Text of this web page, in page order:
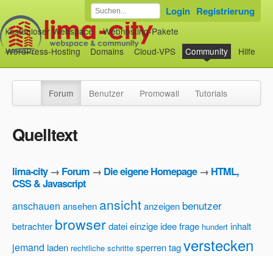
kostenloser Webspace
Webhosting-Pakete
WordPress-Hosting
Domains Cloud-VPS Community Hilfe
Login Registrierung
Forum Benutzer Promowall Tutorials
Quelltext
lima-city→ Forum → Die eigene Homepage→ HTML,
CSS & Javascript
anschauen ansehen ansichtanzeigen benutzer
betrachter browserdateieinzige ideefrage hundert inhalt
jemand laden rechtliche schritte sperrentagverstecken